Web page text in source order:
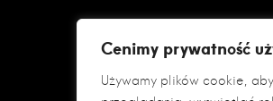
Cenimy prywatność
Używamy plików cookie,